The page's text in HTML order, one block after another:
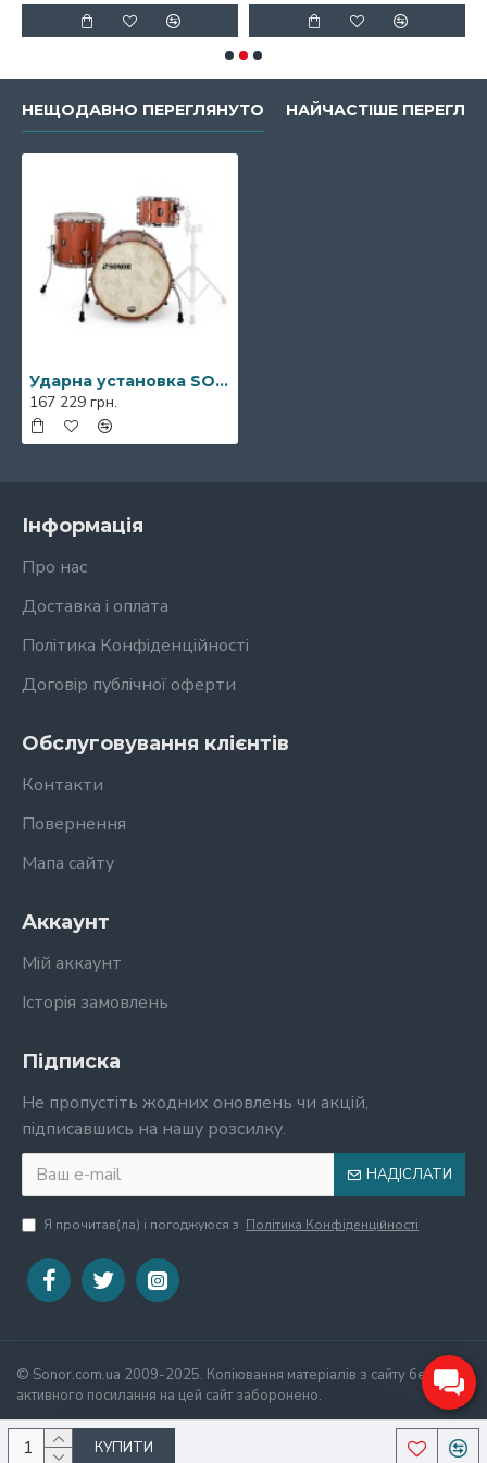
КУПИТИ
НЕЩОДАВНО ПЕРЕГЛЯНУТО НАЙЧАСТІШЕ
Ударна установка SONOR SQ1 Satin Copper Brown Rock Shell Set
167 229 грн.
Інформація
Про нас
Доставка і оплата
Політика Конфіденційності
Договір публічної оферти
Обслуговування клієнтів
Контакти
Повернення
Мапа сайту
Аккаунт
Мій аккаунт
Історія замовлень
Підписка
Не пропустіть жодних оновлень чи акцій,
підписавшись на нашу розсилку.
НАДІСЛАТИ
Я прочитав(ла) і погоджуюся з Політика Конфіденційності
© Sonor.com.ua 2009-2025. Копіювання матеріалів з сайту без
активного посилання на цей сайт заборонено.